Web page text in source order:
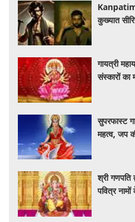
कुख्यात
गायत्री
संस्कारों का
सुपरफास्ट
महत्व, जप
श्री गणपति
पवित्र